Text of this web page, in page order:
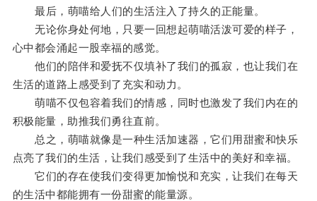
最后，萌喵给人们的生活注入了持久的正能量。
无论你身处何地，只要一回想起萌喵活泼可爱的样子，
心中都会涌起一股幸福的感觉。
他们的陪伴和爱抚不仅填补了我们的孤寂，也让我们在
生活的道路上感受到了充实和动力。
萌喵不仅包容着我们的情感，同时也激发了我们内在的
积极能量，助推我们勇往直前。
总之，萌喵就像是一种生活加速器，它们用甜蜜和快乐
点亮了我们的生活，让我们感受到了生活中的美好和幸福。
它们的存在使我们变得更加愉悦和充实，让我们在每天
的生活中都能拥有一份甜蜜的能量源。